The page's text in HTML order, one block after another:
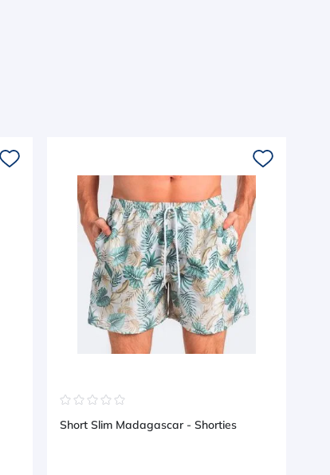
☆☆☆☆☆
Short Slim Madagascar - Shorties